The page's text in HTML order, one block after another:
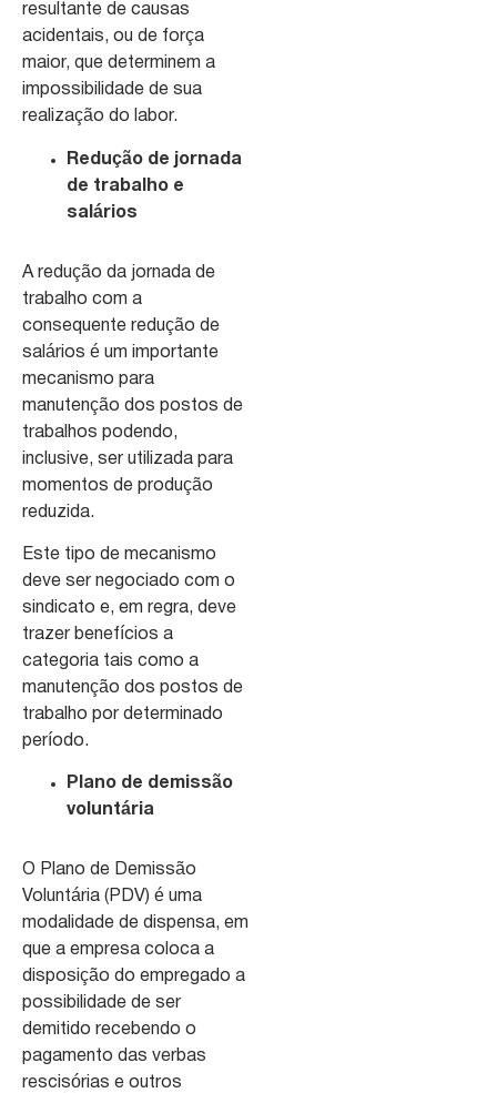
resultante de causas
acidentais, ou de força
maior, que determinem a
impossibilidade de sua
realização do labor.
Redução de jornada
de trabalho e
salários
A redução da jornada de
trabalho com a
consequente redução de
salários é um importante
mecanismo para
manutenção dos postos de
trabalhos podendo,
inclusive, ser utilizada para
momentos de produção
reduzida.
Este tipo de mecanismo
deve ser negociado com o
sindicato e, em regra, deve
trazer benefícios a
categoria tais como a
manutenção dos postos de
trabalho por determinado
período.
Plano de demissão
voluntária
O Plano de Demissão
Voluntária (PDV) é uma
modalidade de dispensa, em
que a empresa coloca a
disposição do empregado a
possibilidade de ser
demitido recebendo o
pagamento das verbas
rescisórias e outros